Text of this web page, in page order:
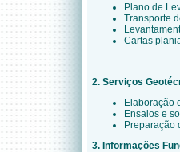
Plano de
Transporte
Cartas
2. Serviços
Elaboração
Ensaios e
Preparação
3. Informações